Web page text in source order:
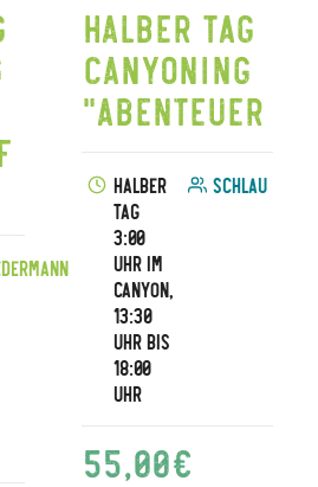
Halber Tag
Canyoning
"Abenteuer
Halber
Tag
3:00
Uhr im
Canyon,
13:30
Uhr bis
18:00
Uhr
Schlau
55,00€